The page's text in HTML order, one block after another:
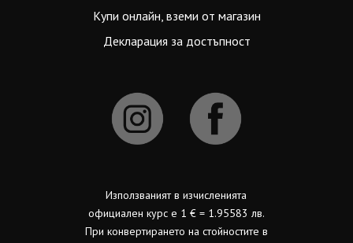
Купи онлайн, вземи от магазин
Декларация за достъпност
Използваният в изчисленията
официален курс е 1 € = 1.95583 лв.
При конвертирането на стойностите в